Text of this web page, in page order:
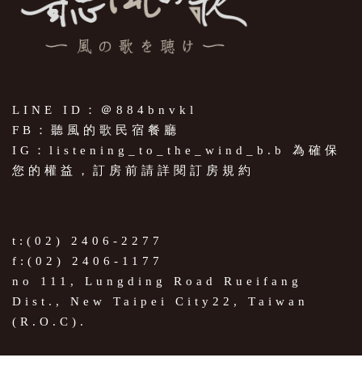
LINE ID：＠884bnvkl
FB：聽風的歌民宿餐廳
IG：listening_to_the_wind_b.b 為確保
您的權益，訂房前請詳閱訂房規約
t:(02) 2406-2277
f:(02) 2406-1177
no 111, Lungding Road Rueifang
Dist., New Taipei City22, Taiwan
(R.O.C).